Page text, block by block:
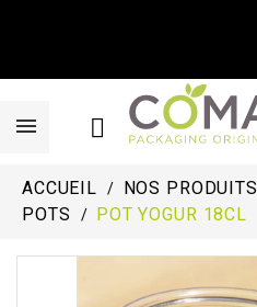
ACCUEIL NOS PRODUITS
POTS
POT YOGUR 18CL